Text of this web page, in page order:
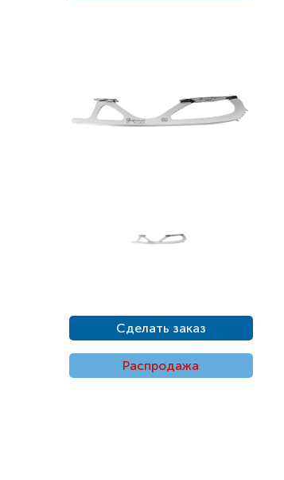
Сделать заказ
Распродажа